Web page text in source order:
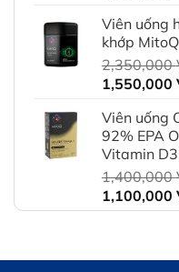
Viên uống
khớp
2,350,000
1,550,000
Viên uống
92% EPA
Vitamin
1,400,000
1,100,000